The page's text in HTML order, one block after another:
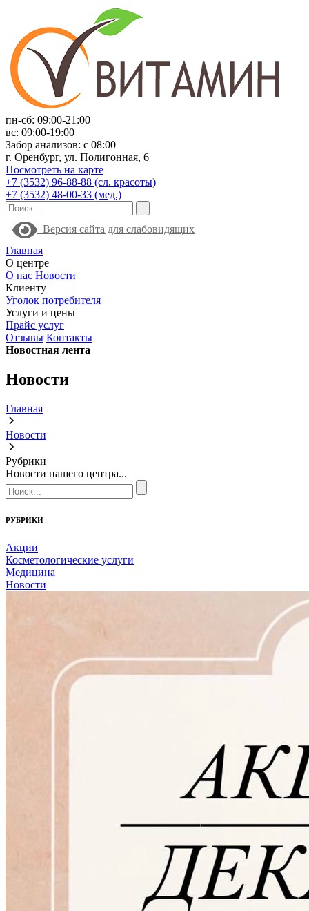
пн-сб: 09:00-21:00
вс: 09:00-19:00
Забор анализов: с 08:00
г. Оренбург, ул. Полигонная, 6
Посмотреть на карте
+7 (3532) 96-88-88 (сл. красоты)
+7 (3532) 48-00-33 (мед.)
Версия сайта для слабовидящих
Главная
О центре
О нас Новости
Клиенту
Уголок потребителя
Услуги и цены
Прайс услуг
Отзывы Контакты
Новостная лента
Новости
Главная
Новости
Рубрики
Новости нашего центра...
РУБРИКИ
Акции
Косметологические услуги
Медицина
Новости